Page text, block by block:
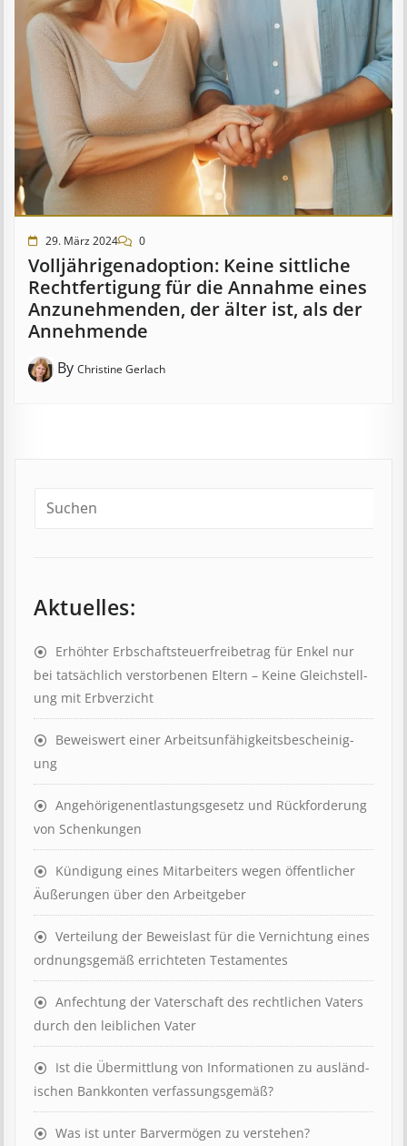
29. März 2024 0
Voll­jährigen­­adopt­ion:­ Keine sitt­­liche
Recht­­fertig­ung für die An­­nahme eines
An­­zu­­nehm­­en­den, der älter ist, als der
An­­neh­m­en­de
ByChristine Gerlach
Aktuelles:
Erhöhter Erb­schaft­steuer­frei­be­trag für Enkel nur
bei tat­säch­lich ver­storb­en­en Eltern – Keine Gleich­stell­
ung mit Erb­verzicht
Beweis­wert einer Arbeits­un­fähig­keits­be­scheinig­
ung
Angehörigenent­lastungs­ge­setz und Rück­ford­er­ung
von Schenk­ung­en
Kündigung eines Mit­ar­beit­ers wegen öffent­lich­er
Äuß­er­ung­en über den Ar­beit­geber
Ver­teil­ung der Be­weis­last für die Ver­nicht­ung eines
ord­nungs­ge­mäß er­richt­et­en Test­ament­es
Anfechtung der Vaterschaft des rechtlichen Vaters
durch den leiblichen Vater
Ist die Über­mitt­lung von In­for­mat­ion­en zu aus­länd­
isch­en Bank­kont­en ver­fass­ungs­ge­mäß?
Was ist unter Barvermögen zu verstehen?